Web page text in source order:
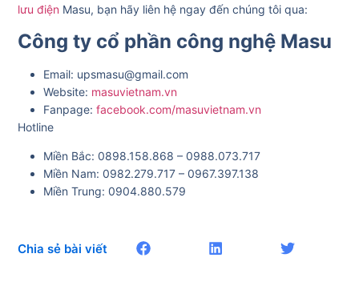
lưu điện Masu, bạn hãy liên hệ ngay đến chúng tôi qua:
Công ty cổ phần công nghệ Masu
Email: upsmasu@gmail.com
Website: masuvietnam.vn
Fanpage:facebook.com/masuvietnam.vn
Hotline
Miền Bắc: 0898.158.868 – 0988.073.717
Miền Nam: 0982.279.717 – 0967.397.138
Miền Trung: 0904.880.579
Chia sẻ bài viết